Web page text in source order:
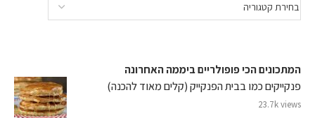
המתכונים הכי פופולריים ביממה האחרונה
פנקייקים כמו בבית הפנקייק (קלים מאוד להכנה)
23.7k views